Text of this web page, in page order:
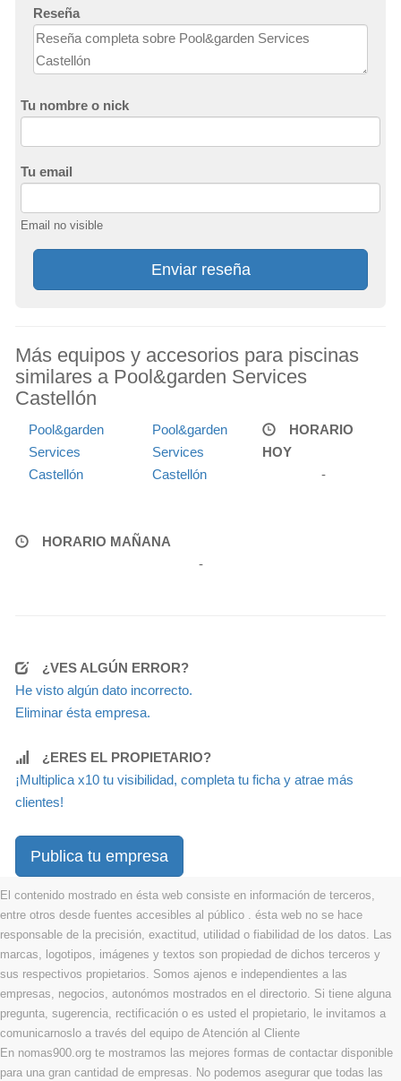
Reseña
Tu nombre o nick
Tu email
Email no visible
Enviar reseña
Más equipos y accesorios para piscinas
similares a Pool&garden Services
Castellón
Pool&garden
Services
Castellón
Pool&garden
Services
Castellón
HORARIO
HOY
-
HORARIO MAÑANA
-
¿VES ALGÚN ERROR?
He visto algún dato incorrecto.
Eliminar ésta empresa.
¿ERES EL PROPIETARIO?
¡Multiplica x10 tu visibilidad, completa tu ficha y atrae más
clientes!
Publica tu empresa
El contenido mostrado en ésta web consiste en información de terceros,
entre otros desde fuentes accesibles al público . ésta web no se hace
responsable de la precisión, exactitud, utilidad o fiabilidad de los datos. Las
marcas, logotipos, imágenes y textos son propiedad de dichos terceros y
sus respectivos propietarios. Somos ajenos e independientes a las
empresas, negocios, autonómos mostrados en el directorio. Si tiene alguna
pregunta, sugerencia, rectificación o es usted el propietario, le invitamos a
comunicarnoslo a través del equipo de Atención al Cliente
En nomas900.org te mostramos las mejores formas de contactar disponible
para una gran cantidad de empresas. No podemos asegurar que todas las